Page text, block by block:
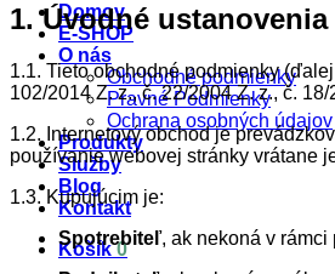
Domov
E-SHOP
O nás
Obchodné podmienky
Pravné Podmienky
Ochrana osobných údajov
Produkty
Služby
Blog
Kontakt
Košík0
1. Úvodné ustanovenia
1.1. Tieto obchodné podmienky
102/2014 Z. z., č. 22/2004 Z. z., č.
1.2. Internetový obchod je
používanie webovej stránky vrátane
1.3. Kupujúcim je:
Spotrebiteľ, ak nekoná v